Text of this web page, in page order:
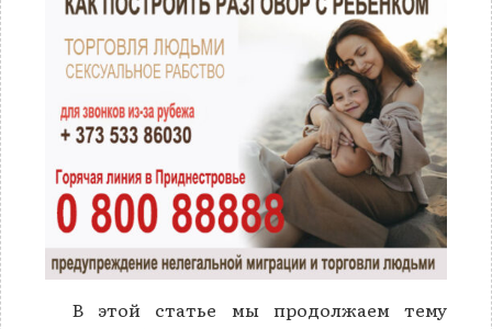
В этой статье мы продолжаем тему